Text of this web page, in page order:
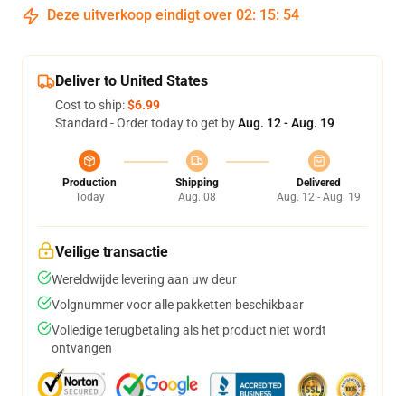
Deze uitverkoop eindigt over 02: 15: 54
Deliver to United States
Cost to ship:$6.99
Standard - Order today to get byAug. 12 - Aug. 19
Production
Today
Shipping
Aug. 08
Delivered
Aug. 12 - Aug. 19
Veilige transactie
Wereldwijde levering aan uw deur
Volgnummer voor alle pakketten beschikbaar
Volledige terugbetaling als het product niet wordt
ontvangen